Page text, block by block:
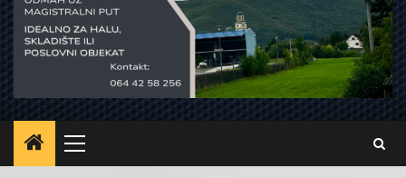
Primary
Menu